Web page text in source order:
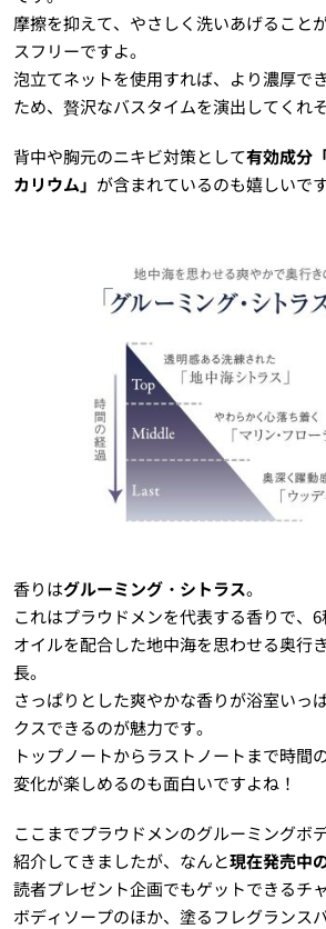
摩擦を抑えて、やさしく洗いあげること
スフリーですよ。
泡立てネットを使用すれば、より濃厚で
ため、贅沢なバスタイムを演出してくれ
背中や胸元のニキビ対策として有効成分
カリウム」 が含まれているのも嬉しいで
香りはグルーミング・シトラス。
これはプラウドメンを代表する香りで、
オイルを配合した地中海を思わせる奥行
長。
さっぱりとした爽やかな香りが浴室いっ
クスできるのが魅力です。
トップノートからラストノートまで時間
変化が楽しめるのも面白いですよね！
ここまでプラウドメンのグルーミングボ
紹介してきましたが、なんと現在発売中
読者プレゼント企画でもゲットできるチ
ボディソープのほか、塗るフレグランス